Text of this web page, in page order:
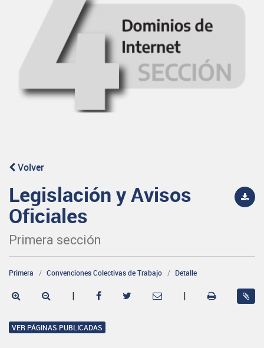
Volver
Legislación y Avisos
Oficiales
Primera sección
Primera Convenciones Colectivas de Trabajo Detalle
| |
VER PÁGINAS PUBLICADAS